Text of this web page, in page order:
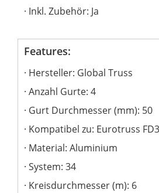
Inkl. Zubehör: Ja
Features:
Hersteller: Global Truss
Anzahl Gurte: 4
Gurt Durchmesser (mm): 50
Kompatibel zu: Eurotruss
Material: Aluminium
System: 34
Kreisdurchmesser (m): 6